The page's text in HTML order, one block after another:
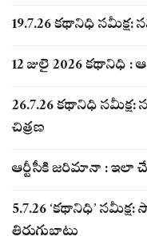
19.7.26 కథానిధి
12 జులై 2026 కథానిధి
26.7.26 కథానిధి
చిత్రణ
ఆర్టీసీకి జరిమానా : ఇలా
5.7.26 ‘కథానిధి’
తిరుగుబాటు